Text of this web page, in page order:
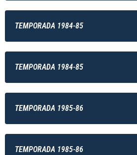
TEMPORADA 1984-85
TEMPORADA 1984-85
TEMPORADA 1985-86
TEMPORADA 1985-86